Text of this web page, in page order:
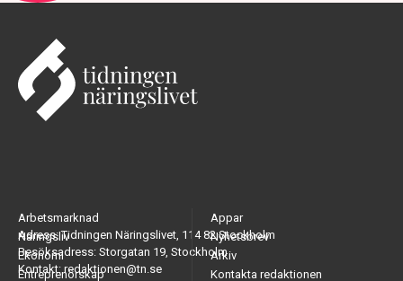
Adress: Tidningen Näringslivet, 114 82 Stockholm
Besöksadress: Storgatan 19, Stockholm
Kontakt: redaktionen@tn.se
Arbetsmarknad
Näringsliv
Ekonomi
Entreprenörskap
Appar
Nyhetsbrev
Arkiv
Kontakta redaktionen